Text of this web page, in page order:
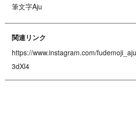
筆文字Aju
関連リンク
https://www.instagram.com/
3dXl4